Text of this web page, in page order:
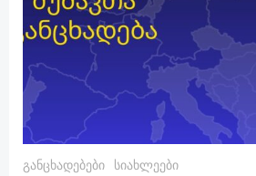
Განცხადებები Სიახლეები